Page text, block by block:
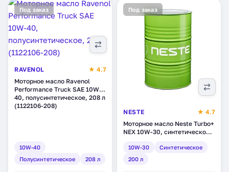
Под заказ
RAVENOL
★ 4.7
Моторное масло Ravenol
Performance Truck SAE 10W-
40, полусинтетическое, 208 л
(1122106-208)
10W-40
Полусинтетическое
208 л
Под заказ
NESTE
★ 4.7
Моторное масло Neste Turbo+
NEX 10W-30, синтетическое,
10W-30
Синтетическое
200 л